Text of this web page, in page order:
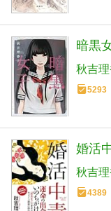
暗黒
秋吉
5293
婚活
秋吉
4389